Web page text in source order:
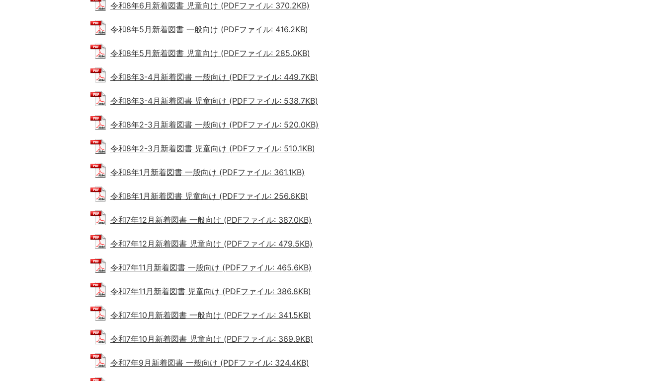
令和8年6月新着図書 児童向け (PDFファイル: 370.2KB)
令和8年5月新着図書 一般向け (PDFファイル: 416.2KB)
令和8年5月新着図書 児童向け (PDFファイル: 285.0KB)
令和8年3-4月新着図書 一般向け (PDFファイル: 449.7KB)
令和8年3-4月新着図書 児童向け (PDFファイル: 538.7KB)
令和8年2-3月新着図書 一般向け (PDFファイル: 520.0KB)
令和8年2-3月新着図書 児童向け (PDFファイル: 510.1KB)
令和8年1月新着図書 一般向け (PDFファイル: 361.1KB)
令和8年1月新着図書 児童向け (PDFファイル: 256.6KB)
令和7年12月新着図書 一般向け (PDFファイル: 387.0KB)
令和7年12月新着図書 児童向け (PDFファイル: 479.5KB)
令和7年11月新着図書 一般向け (PDFファイル: 465.6KB)
令和7年11月新着図書 児童向け (PDFファイル: 386.8KB)
令和7年10月新着図書 一般向け (PDFファイル: 341.5KB)
令和7年10月新着図書 児童向け (PDFファイル: 369.9KB)
令和7年9月新着図書 一般向け (PDFファイル: 324.4KB)